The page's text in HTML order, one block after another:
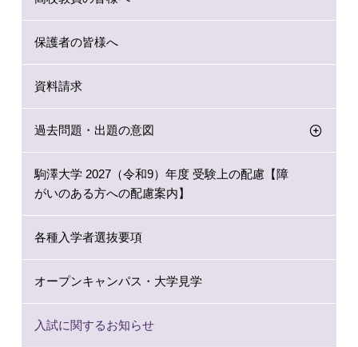
保護者の皆様へ
資料請求
過去問題・出題の意図
駒澤大学 2027（令和9）年度 受験上の配慮【障
がいのある方への配慮案内】
各種入学者選抜要項
オープンキャンパス・大学見学
入試に関するお知らせ